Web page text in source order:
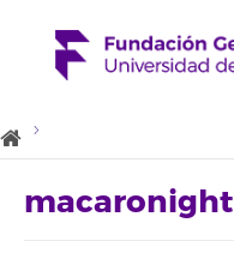
macaronight